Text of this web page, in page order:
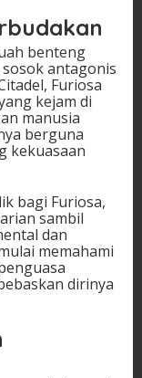
benteng
antagonis
Furiosa
kejam di
manusia
berguna
kekuasaan
bagi Furiosa,
sambil
dan
memahami
dirinya